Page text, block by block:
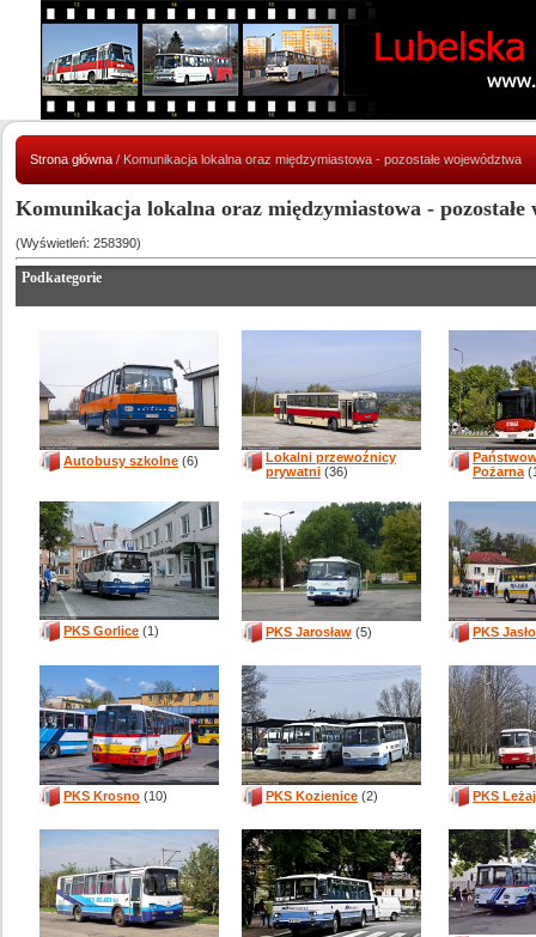
Strona główna / Komunikacja lokalna oraz międzymiastowa - pozostałe województwa
Komunikacja lokalna oraz międzymiastowa - pozostałe
(Wyświetleń: 258390)
Podkategorie
Autobusy szkolne (6)
Lokalni przewoźnicy
prywatni (36)
Pożarna
PKS Gorlice (1) PKS Jarosław (5) PKS Jasło
PKS Krosno (10) PKS Kozienice (2) PKS